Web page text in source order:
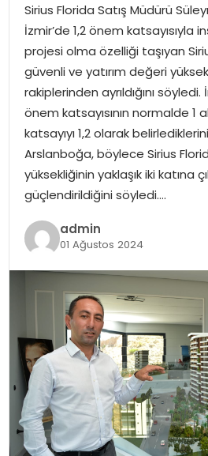
YAŞAM
MAGAZIN
SAĞLIK
SOSYAL HABER
Sirius Florida Satış Müdürü
İzmir’de 1,2 önem katsayısıyla
projesi olma özelliği taşıyan
güvenli ve yatırım değeri
rakiplerinden ayrıldığını
önem katsayısının normalde 1
katsayıyı 1,2 olarak
Arslanboğa, böylece Sirius
yüksekliğinin yaklaşık iki katına
güçlendirildiğini söyledi….
admin
01 Ağustos 2024